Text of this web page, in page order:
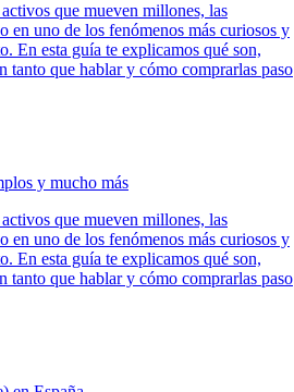
que mueven millones, las
en uno de los fenómenos más curiosos y
En esta guía te explicamos qué son,
tanto que hablar y cómo comprarlas paso
y mucho más
que mueven millones, las
en uno de los fenómenos más curiosos y
En esta guía te explicamos qué son,
tanto que hablar y cómo comprarlas paso